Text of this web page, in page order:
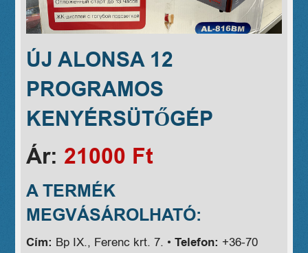
ÚJ ALONSA 12
PROGRAMOS
KENYÉRSÜTŐGÉP
Ár: 21000 Ft
A TERMÉK
MEGVÁSÁROLHATÓ:
Cím: Bp IX., Ferenc krt. 7. •Telefon: +36-70